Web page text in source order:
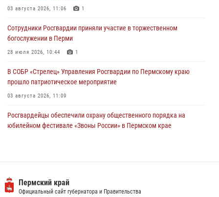
Росгвардейцы оказали силовую поддержку при задержании
28 июля 2026, 06:15
03 августа 2026, 11:06 1
Сотрудники Росгвардии приняли участие в торжественном
богослужении в Перми
28 июля 2026, 10:44 1
В СОБР «Стрелец» Управления Росгвардии по Пермскому краю
прошло патриотическое мероприятие
03 августа 2026, 11:09
Росгвардейцы обеспечили охрану общественного порядка на
юбилейном фестивале «Звоны России» в Пермском крае
ветеринарно-санитарной службы с годовщиной образования
13 июля 2026, 10:43
Пермский край
Официальный сайт губернатора и Правительства